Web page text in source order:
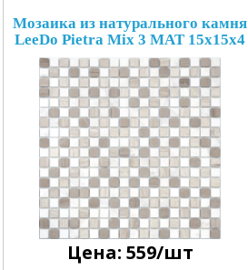
Мозаика из натурального камня
LeeDo Pietra Mix 3 MAT 15x15x4
Цена: 559/шт